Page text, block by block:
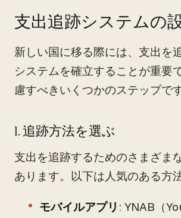
支出追跡システムの
新しい国に移る際には、支出を
システムを確立することが重要
慮すべきいくつかのステップで
1. 追跡方法を選ぶ
支出を追跡するためのさまざま
あります。以下は人気のある方
モバイルアプリ : YNAB（